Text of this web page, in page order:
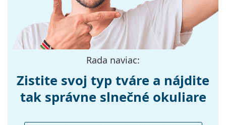
čistenie a starostlivosť o okuliare. Niektoré modely
môžu namiesto handričky obsahovať textilné
vrecko.
Preskúmajte celú ponuku
slnečných okuliarova
objavte štýlové rámy od obľúbených značiek.
Móda
dioptrickými
Nie
Rada naviac:
Zistite svoj typ tváre a nájdite
tak správne slnečné okuliare